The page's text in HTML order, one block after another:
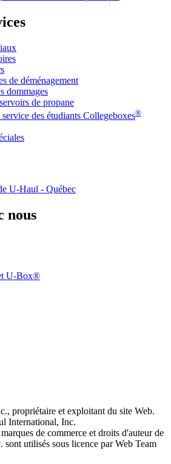
de déménagement
dommages
de propane
des étudiants Collegeboxes®
U-Haul - Québec
nous
U-Box®
propriétaire et exploitant du site Web.
International, Inc.
de commerce et droits d'auteur de
utilisés sous licence par Web Team